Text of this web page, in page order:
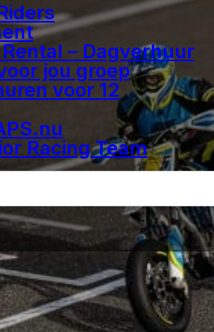
– Dagverhuur
jou groep
voor 12
Racing Team